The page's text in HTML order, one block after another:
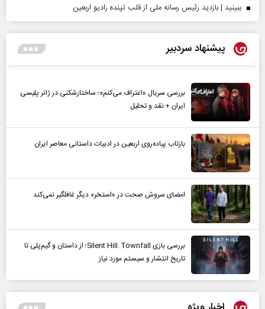
ببینید | بازدید رئیس رسانه ملی از قلب تپنده رادیو اربعین
پیشنهاد سردبیر
بررسی سریال «اعتراف می‌کنم»؛ ساختارشکنی در ژانر پلیسی
ایران + نقد و تحلیل
بازتاب پیاده‌روی اربعین در ادبیات داستانی معاصر ایران
امضای سروش صحت در «استخر» دیگر غافلگیر نمی‌کند
بررسی بازی Silent Hill: Townfall؛ از داستان و گیم‌پلی تا
تاریخ انتشار و سیستم مورد نیاز